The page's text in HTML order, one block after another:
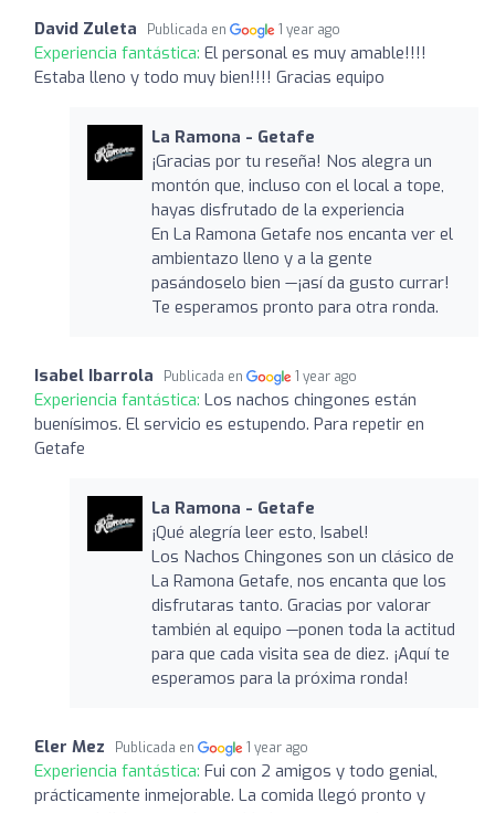
David Zuleta Publicada en 1 year ago
Experiencia fantástica: El personal es muy amable!!!!
Estaba lleno y todo muy bien!!!! Gracias equipo
La Ramona - Getafe
¡Gracias por tu reseña! Nos alegra un
montón que, incluso con el local a tope,
hayas disfrutado de la experiencia
En La Ramona Getafe nos encanta ver el
ambientazo lleno y a la gente
pasándoselo bien —¡así da gusto currar!
Te esperamos pronto para otra ronda.
Isabel Ibarrola Publicada en 1 year ago
Experiencia fantástica: Los nachos chingones están
buenísimos. El servicio es estupendo. Para repetir en
Getafe
La Ramona - Getafe
¡Qué alegría leer esto, Isabel!
Los Nachos Chingones son un clásico de
La Ramona Getafe, nos encanta que los
disfrutaras tanto. Gracias por valorar
también al equipo —ponen toda la actitud
para que cada visita sea de diez. ¡Aquí te
esperamos para la próxima ronda!
Eler Mez Publicada en 1 year ago
Experiencia fantástica: Fui con 2 amigos y todo genial,
prácticamente inmejorable. La comida llegó pronto y